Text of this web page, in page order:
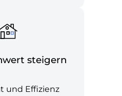
steigern
und Effizienz